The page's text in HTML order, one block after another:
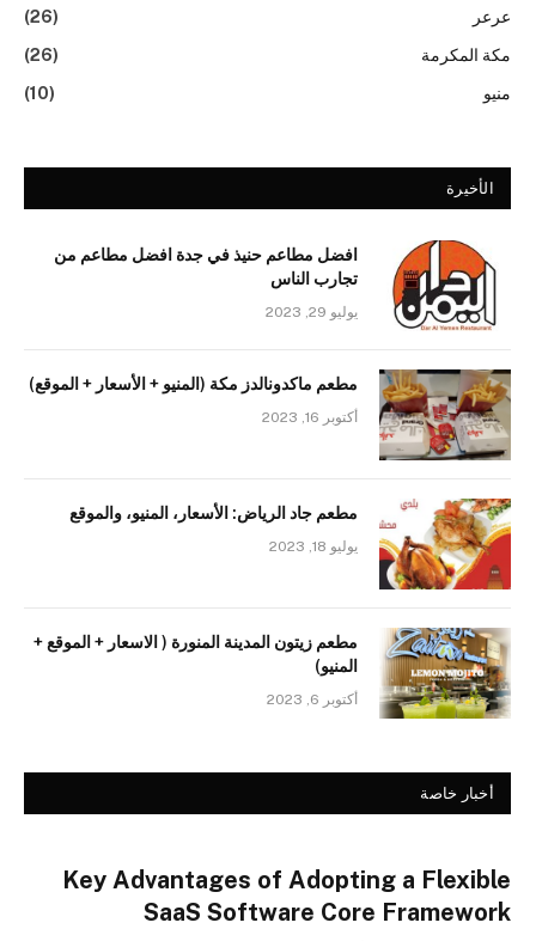
عرعر
(26)
مكة المكرمة
(26)
منيو
(10)
الأخيرة
افضل مطاعم حنيذ في جدة افضل مطاعم من
تجارب الناس
يوليو 29, 2023
مطعم ماكدونالدز مكة (المنيو + الأسعار + الموقع)
أكتوبر 16, 2023
مطعم جاد الرياض: الأسعار، المنيو، والموقع
يوليو 18, 2023
مطعم زيتون المدينة المنورة ( الاسعار + الموقع +
المنيو)
أكتوبر 6, 2023
أخبار خاصة
Key Advantages of Adopting a Flexible
SaaS Software Core Framework